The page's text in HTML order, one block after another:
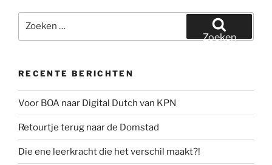
naar:
Zoeken
RECENTE BERICHTEN
Voor BOA naar Digital Dutch van KPN
Retourtje terug naar de Domstad
Die ene leerkracht die het verschil maakt?!